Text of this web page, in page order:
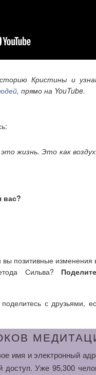
Кристины и
, прямо на YouTube.
жизнь. Это как
вас?
позитивные изменения
Сильва?
поделитесь с друзьями,
имя и электронный
доступ. Уже 95,300